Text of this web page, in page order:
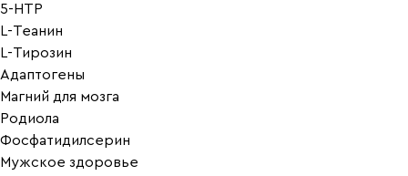
5-HTP
L-Теанин
L-Тирозин
Адаптогены
Магний для мозга
Родиола
Фосфатидилсерин
Мужское здоровье